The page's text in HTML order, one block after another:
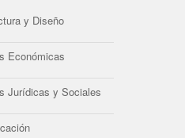
y Diseño
Económicas
Jurídicas y Sociales